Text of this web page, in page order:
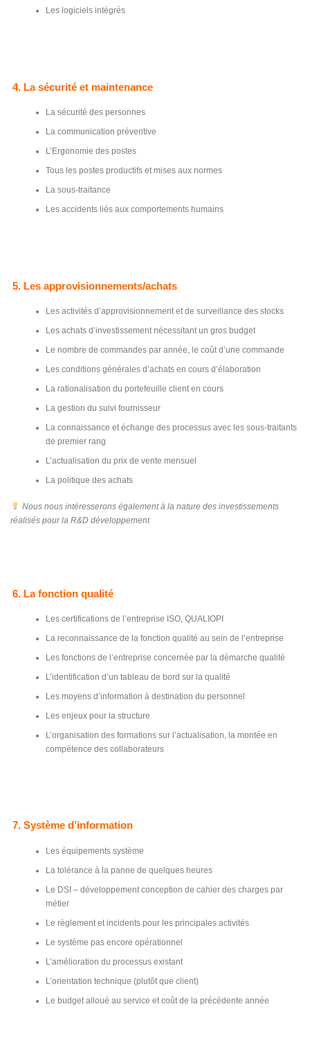
Les logiciels intégrés
4. La sécurité et maintenance
La sécurité des personnes
La communication préventive
L’Ergonomie des postes
Tous les postes productifs et mises aux normes
La sous-traitance
Les accidents liés aux comportements humains
5. Les approvisionnements/achats
Les activités d’approvisionnement et de surveillance des stocks
Les achats d’investissement nécessitant un gros budget
Le nombre de commandes par année, le coût d’une commande
Les conditions générales d’achats en cours d’élaboration
La rationalisation du portefeuille client en cours
La gestion du suivi fournisseur
La connaissance et échange des processus avec les sous-traitants
de premier rang
L’actualisation du prix de vente mensuel
La politique des achats
Nous nous intéresserons également à la nature des investissements
réalisés pour la R&D développement
6. La fonction qualité
Les certifications de l’entreprise ISO, QUALIOPI
La reconnaissance de la fonction qualité au sein de l’entreprise
Les fonctions de l’entreprise concernée par la démarche qualité
L’identification d’un tableau de bord sur la qualité
Les moyens d’information à destination du personnel
Les enjeux pour la structure
L’organisation des formations sur l’actualisation, la montée en
compétence des collaborateurs
7. Système d’information
Les équipements système
La tolérance à la panne de quelques heures
Le DSI – développement conception de cahier des charges par
métier
Le règlement et incidents pour les principales activités
Le système pas encore opérationnel
L’amélioration du processus existant
L’orientation technique (plutôt que client)
Le budget alloué au service et coût de la précédente année